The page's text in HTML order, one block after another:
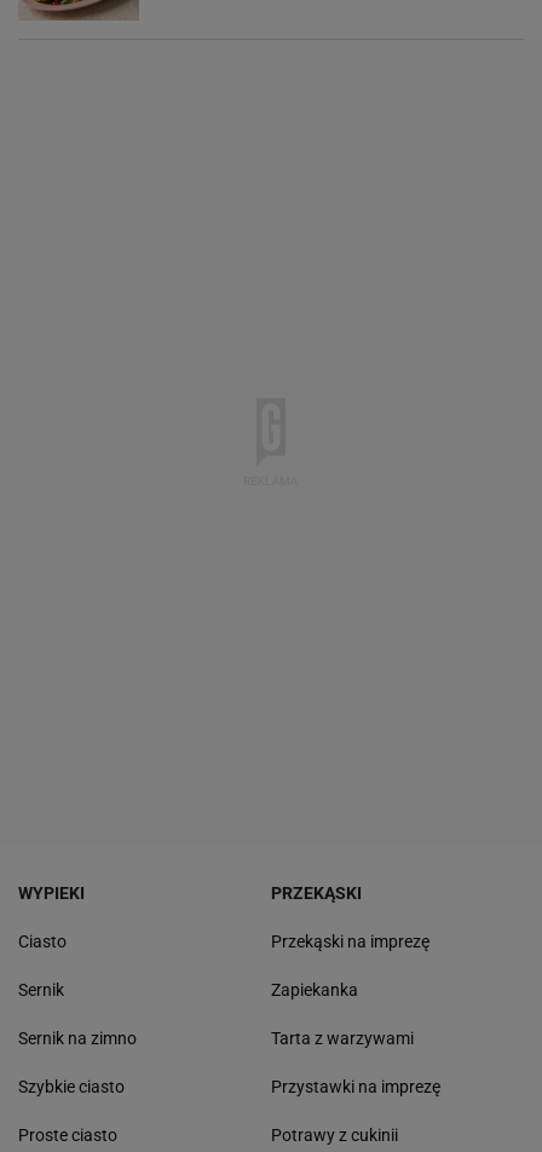
WYPIEKI
Ciasto
Sernik
Sernik na zimno
Szybkie ciasto
Proste ciasto
PRZEKĄSKI
Przekąski na imprezę
Zapiekanka
Tarta z warzywami
Przystawki na imprezę
Potrawy z cukinii